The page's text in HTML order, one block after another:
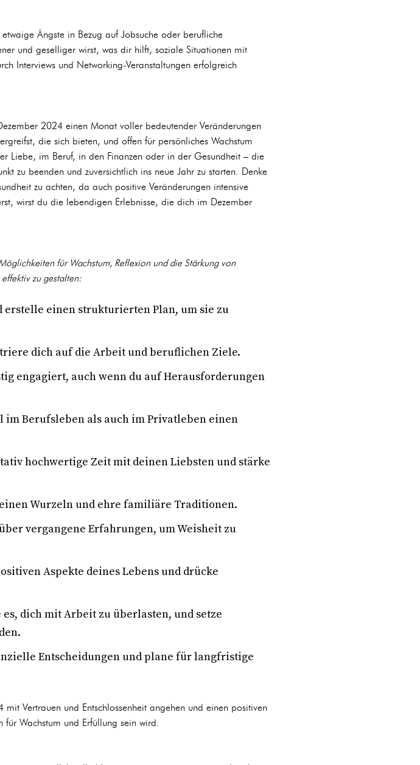
Ängste in Bezug auf Jobsuche oder berufliche
und geselliger wirst, was dir hilft, soziale Situationen mit
Interviews und Networking-Veranstaltungen erfolgreich
2024 einen Monat voller bedeutender Veränderungen
die sich bieten, und offen für persönliches Wachstum
Liebe, im Beruf, in den Finanzen oder in der Gesundheit – die
zu beenden und zuversichtlich ins neue Jahr zu starten. Denke
zu achten, da auch positive Veränderungen intensive
wirst du die lebendigen Erlebnisse, die dich im Dezember
für Wachstum, Reflexion und die Stärkung von
zu gestalten:
erstelle einen strukturierten Plan, um sie zu
dich auf die Arbeit und beruflichen Ziele.
engagiert, auch wenn du auf Herausforderungen
im Berufsleben als auch im Privatleben einen
hochwertige Zeit mit deinen Liebsten und stärke
Wurzeln und ehre familiäre Traditionen.
vergangene Erfahrungen, um Weisheit zu
Aspekte deines Lebens und drücke
es, dich mit Arbeit zu überlasten, und setze
Entscheidungen und plane für langfristige
Vertrauen und Entschlossenheit angehen und einen positiven
Wachstum und Erfüllung sein wird.